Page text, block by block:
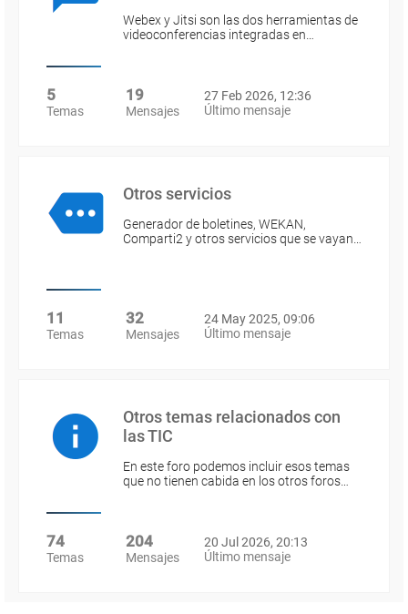
Webex y Jitsi son las dos herramientas de
videoconferencias integradas en…
5
Temas
19
Mensajes
27 Feb 2026, 12:36
Último mensaje
Otros servicios
Generador de boletines, WEKAN,
Comparti2 y otros servicios que se vayan…
11
Temas
32
Mensajes
24 May 2025, 09:06
Último mensaje
Otros temas relacionados con
las TIC
En este foro podemos incluir esos temas
que no tienen cabida en los otros foros…
74
Temas
204
Mensajes
20 Jul 2026, 20:13
Último mensaje